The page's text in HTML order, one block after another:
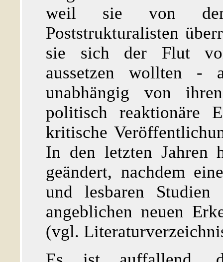
weil sie von
Poststrukturalisten
sie sich der Flut
aussetzen wollten -
unabhängig von
politisch reaktionäre
kritische
In den letzten Jahren
geändert, nachdem
und lesbaren
angeblichen neuen
(vgl.